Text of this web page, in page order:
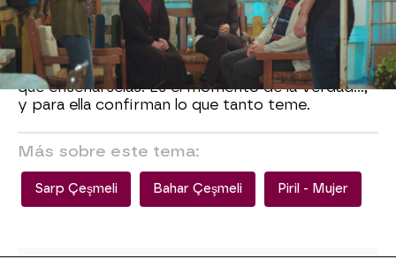
darle una explicación. Sobre todo, quiere dejarle
claro que esas fotografías son un montaje, no la
realidad. Intenta evitar que las vea pero ella
insiste tanto que a Piril no le queda más remedio
que enseñárselas. Es el momento de la verdad…,
y para ella confirman lo que tanto teme.
Más sobre este tema:
Sarp Çeşmeli Bahar Çeşmeli Piril - Mujer